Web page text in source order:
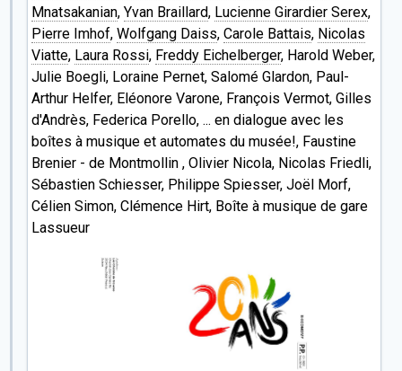
Mnatsakanian, Yvan Braillard, Lucienne Girardier Serex,
Pierre Imhof, Wolfgang Daiss, Carole Battais, Nicolas
Viatte, Laura Rossi, Freddy Eichelberger, Harold Weber,
Julie Boegli, Loraine Pernet, Salomé Glardon, Paul-
Arthur Helfer, Eléonore Varone, François Vermot, Gilles
d'Andrès, Federica Porello, ... en dialogue avec les
boîtes à musique et automates du musée!, Faustine
Brenier - de Montmollin , Olivier Nicola, Nicolas Friedli,
Sébastien Schiesser, Philippe Spiesser, Joël Morf,
Célien Simon, Clémence Hirt, Boîte à musique de gare
Lassueur